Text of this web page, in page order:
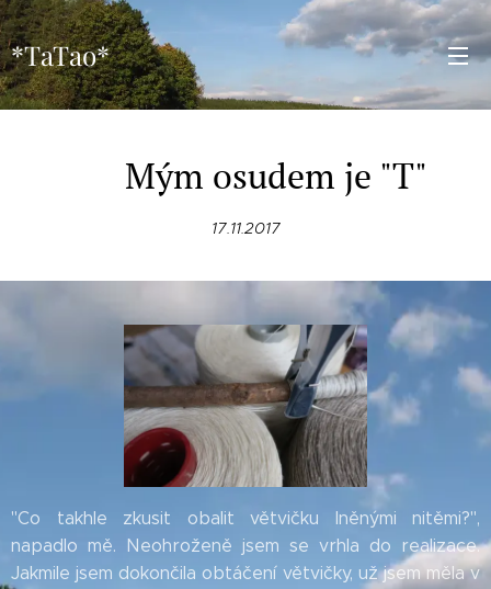
*TaTao*
Mým osudem je "T"
17.11.2017
"Co takhle zkusit obalit větvičku lněnými nitěmi?",
napadlo mě. Neohroženě jsem se vrhla do realizace.
Jakmile jsem dokončila obtáčení větvičky, už jsem měla v